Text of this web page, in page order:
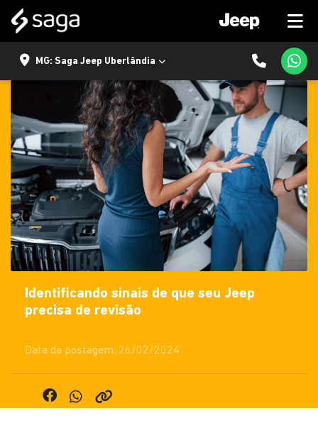
MG: Saga Jeep Uberlândia
Identificando sinais de que seu Jeep
precisa de revisão
Data da postagem: 26/02/2024